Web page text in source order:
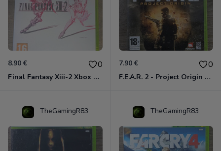
8.90 € 0
Final Fantasy Xiii-2 Xbox 360
7.90 € 0
F.E.A.R. 2 - Project Origin Xbox 360
TheGamingR83 TheGamingR83